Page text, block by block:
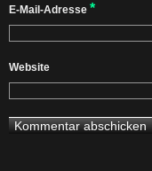
E-Mail-Adresse *
Website